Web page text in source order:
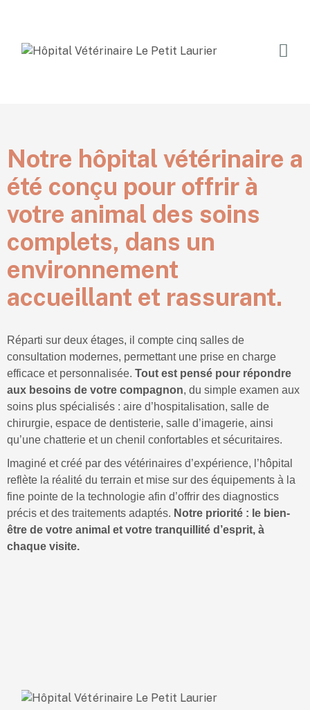
Notre hôpital vétérinaire a
été conçu pour offrir à
votre animal des soins
complets, dans un
environnement
accueillant et rassurant.
Réparti sur deux étages, il compte cinq salles de
consultation modernes, permettant une prise en charge
efficace et personnalisée. Tout est pensé pour répondre
aux besoins de votre compagnon, du simple examen aux
soins plus spécialisés : aire d’hospitalisation, salle de
chirurgie, espace de dentisterie, salle d’imagerie, ainsi
qu’une chatterie et un chenil confortables et sécuritaires.
Imaginé et créé par des vétérinaires d’expérience, l’hôpital
reflète la réalité du terrain et mise sur des équipements à la
fine pointe de la technologie afin d’offrir des diagnostics
précis et des traitements adaptés. Notre priorité : le bien-
être de votre animal et votre tranquillité d’esprit, à
chaque visite.